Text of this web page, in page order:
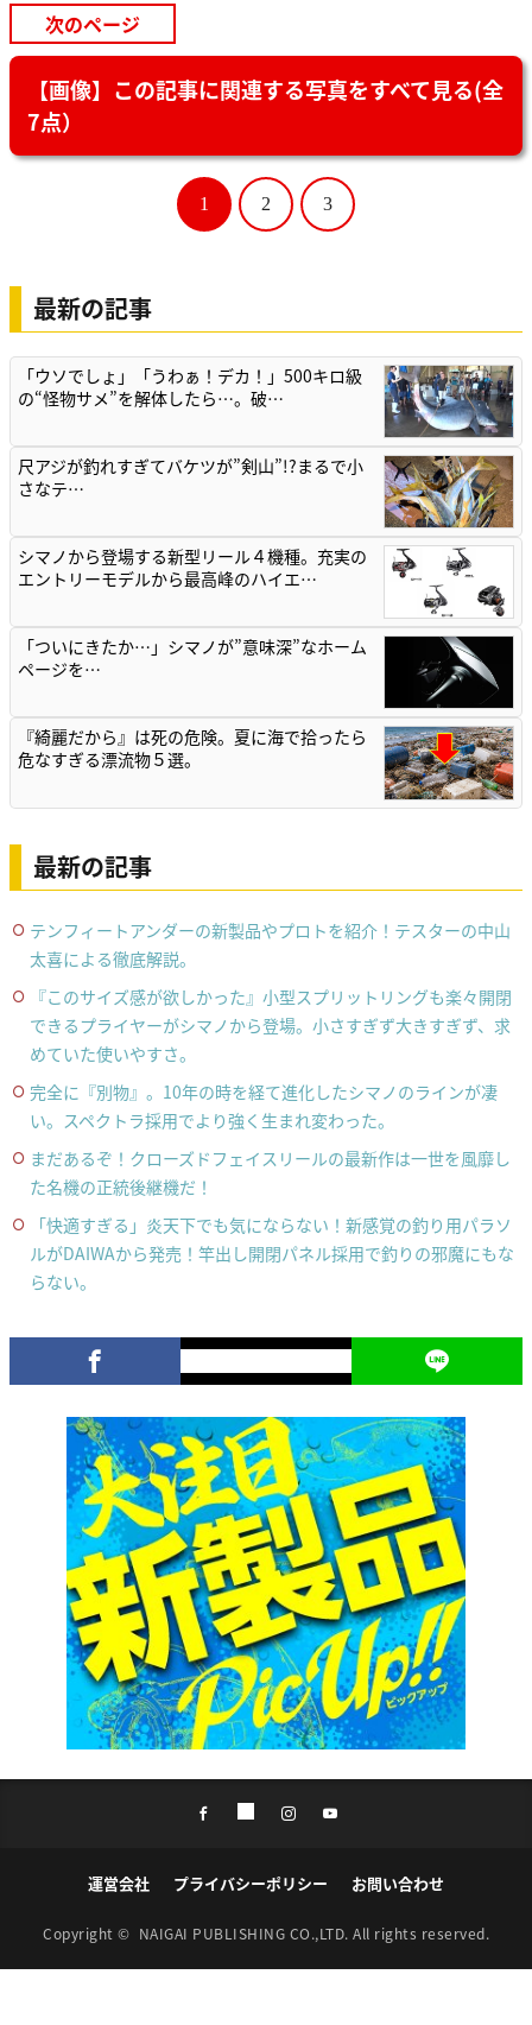
次のページ
【画像】この記事に関連する写真をすべて見る(全
7点）
1 2 3
最新の記事
「ウソでしょ」「うわぁ！デカ！」500キロ級
の“怪物サメ”を解体したら…。破…
尺アジが釣れすぎてバケツが”剣山”!?まるで小
さなテ…
シマノから登場する新型リール４機種。充実の
エントリーモデルから最高峰のハイエ…
「ついにきたか…」シマノが”意味深”なホーム
ページを…
『綺麗だから』は死の危険。夏に海で拾ったら
危なすぎる漂流物５選。
最新の記事
テンフィートアンダーの新製品やプロトを紹介！テスターの中山
太喜による徹底解説。
『このサイズ感が欲しかった』小型スプリットリングも楽々開閉
できるプライヤーがシマノから登場。小さすぎず大きすぎず、求
めていた使いやすさ。
完全に『別物』。10年の時を経て進化したシマノのラインが凄
い。スペクトラ採用でより強く生まれ変わった。
まだあるぞ！クローズドフェイスリールの最新作は一世を風靡し
た名機の正統後継機だ！
「快適すぎる」炎天下でも気にならない！新感覚の釣り用パラソ
ルがDAIWAから発売！竿出し開閉パネル採用で釣りの邪魔にもな
らない。
運営会社 プライバシーポリシー お問い合わせ
Copyright © NAIGAI PUBLISHING CO.,LTD. All rights reserved.